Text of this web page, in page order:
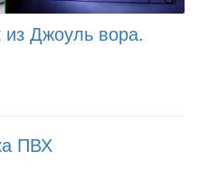
Джоуль вора.
ПВХ